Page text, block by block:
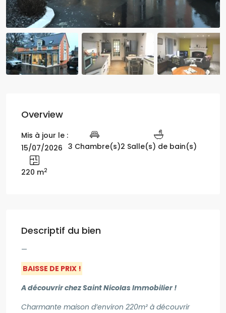
Overview
Mis à jour le :
15/07/2026 3 Chambre(s)2 Salle(s) de bain(s)
220 m2
Descriptif du bien
—
BAISSE DE PRIX !
A découvrir chez Saint Nicolas Immobilier !
Charmante maison d’environ 220m² à découvrir